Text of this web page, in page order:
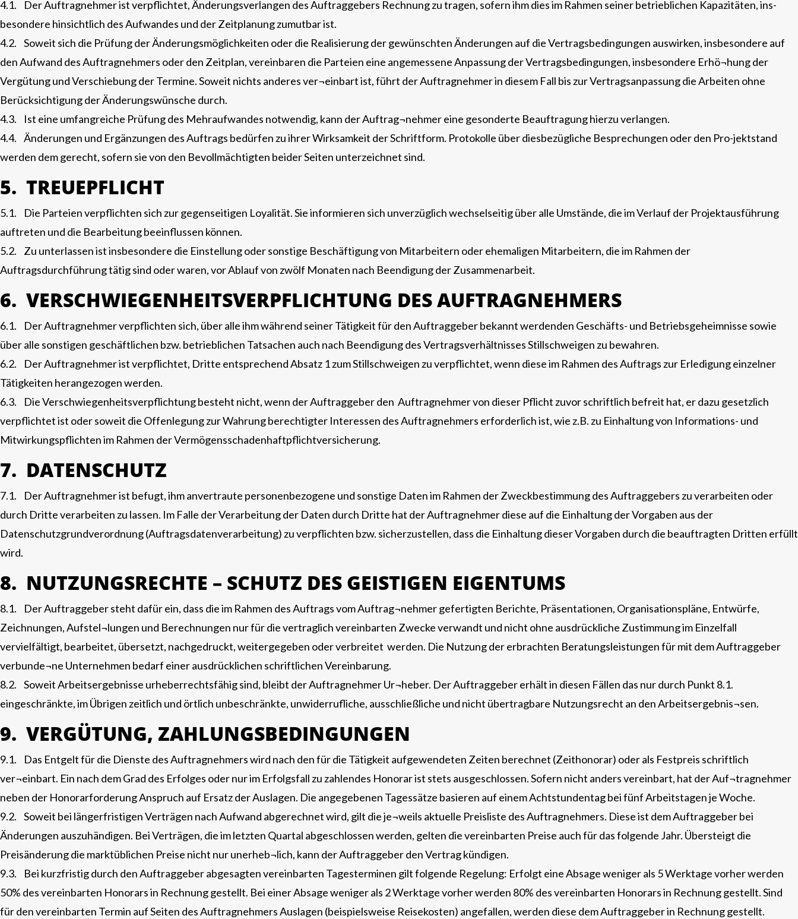
4.1. Der Auftragnehmer ist verpflichtet, Änderungsverlangen des Auftraggebers Rechnung zu tragen, sofern ihm dies im Rahmen seiner betrieblichen Kapazitäten, ins-
besondere hinsichtlich des Aufwandes und der Zeitplanung zumutbar ist.
4.2. Soweit sich die Prüfung der Änderungsmöglichkeiten oder die Realisierung der gewünschten Änderungen auf die Vertragsbedingungen auswirken, insbesondere auf
den Aufwand des Auftragnehmers oder den Zeitplan, vereinbaren die Parteien eine angemessene Anpassung der Vertragsbedingungen, insbesondere Erhö¬hung der
Vergütung und Verschiebung der Termine. Soweit nichts anderes ver¬einbart ist, führt der Auftragnehmer in diesem Fall bis zur Vertragsanpassung die Arbeiten ohne
Berücksichtigung der Änderungswünsche durch.
4.3. Ist eine umfangreiche Prüfung des Mehraufwandes notwendig, kann der Auftrag¬nehmer eine gesonderte Beauftragung hierzu verlangen.
4.4. Änderungen und Ergänzungen des Auftrags bedürfen zu ihrer Wirksamkeit der Schriftform. Protokolle über diesbezügliche Besprechungen oder den Pro-jektstand
werden dem gerecht, sofern sie von den Bevollmächtigten beider Seiten unterzeichnet sind.
5. TREUEPFLICHT
5.1. Die Parteien verpflichten sich zur gegenseitigen Loyalität. Sie informieren sich unverzüglich wechselseitig über alle Umstände, die im Verlauf der Projektausführung
auftreten und die Bearbeitung beeinflussen können.
5.2. Zu unterlassen ist insbesondere die Einstellung oder sonstige Beschäftigung von Mitarbeitern oder ehemaligen Mitarbeitern, die im Rahmen der
Auftragsdurchführung tätig sind oder waren, vor Ablauf von zwölf Monaten nach Beendigung der Zusammenarbeit.
6. VERSCHWIEGENHEITSVERPFLICHTUNG DES AUFTRAGNEHMERS
6.1. Der Auftragnehmer verpflichten sich, über alle ihm während seiner Tätigkeit für den Auftraggeber bekannt werdenden Geschäfts- und Betriebsgeheimnisse sowie
über alle sonstigen geschäftlichen bzw. betrieblichen Tatsachen auch nach Beendigung des Vertragsverhältnisses Stillschweigen zu bewahren.
6.2. Der Auftragnehmer ist verpflichtet, Dritte entsprechend Absatz 1 zum Stillschweigen zu verpflichtet, wenn diese im Rahmen des Auftrags zur Erledigung einzelner
Tätigkeiten herangezogen werden.
6.3. Die Verschwiegenheitsverpflichtung besteht nicht, wenn der Auftraggeber den Auftragnehmer von dieser Pflicht zuvor schriftlich befreit hat, er dazu gesetzlich
verpflichtet ist oder soweit die Offenlegung zur Wahrung berechtigter Interessen des Auftragnehmers erforderlich ist, wie z.B. zu Einhaltung von Informations- und
Mitwirkungspflichten im Rahmen der Vermögensschadenhaftpflichtversicherung.
7. DATENSCHUTZ
7.1. Der Auftragnehmer ist befugt, ihm anvertraute personenbezogene und sonstige Daten im Rahmen der Zweckbestimmung des Auftraggebers zu verarbeiten oder
durch Dritte verarbeiten zu lassen. Im Falle der Verarbeitung der Daten durch Dritte hat der Auftragnehmer diese auf die Einhaltung der Vorgaben aus der
Datenschutzgrundverordnung (Auftragsdatenverarbeitung) zu verpflichten bzw. sicherzustellen, dass die Einhaltung dieser Vorgaben durch die beauftragten Dritten erfüllt
wird.
8. NUTZUNGSRECHTE – SCHUTZ DES GEISTIGEN EIGENTUMS
8.1. Der Auftraggeber steht dafür ein, dass die im Rahmen des Auftrags vom Auftrag¬nehmer gefertigten Berichte, Präsentationen, Organisationspläne, Entwürfe,
Zeichnungen, Aufstel¬lungen und Berechnungen nur für die vertraglich vereinbarten Zwecke verwandt und nicht ohne ausdrückliche Zustimmung im Einzelfall
vervielfältigt, bearbeitet, übersetzt, nachgedruckt, weitergegeben oder verbreitet werden. Die Nutzung der erbrachten Beratungsleistungen für mit dem Auftraggeber
verbunde¬ne Unternehmen bedarf einer ausdrücklichen schriftlichen Vereinbarung.
8.2. Soweit Arbeitsergebnisse urheberrechtsfähig sind, bleibt der Auftragnehmer Ur¬heber. Der Auftraggeber erhält in diesen Fällen das nur durch Punkt 8.1.
eingeschränkte, im Übrigen zeitlich und örtlich unbeschränkte, unwiderrufliche, ausschließliche und nicht übertragbare Nutzungsrecht an den Arbeitsergebnis¬sen.
9. VERGÜTUNG, ZAHLUNGSBEDINGUNGEN
9.1. Das Entgelt für die Dienste des Auftragnehmers wird nach den für die Tätigkeit aufgewendeten Zeiten berechnet (Zeithonorar) oder als Festpreis schriftlich
ver¬einbart. Ein nach dem Grad des Erfolges oder nur im Erfolgsfall zu zahlendes Honorar ist stets ausgeschlossen. Sofern nicht anders vereinbart, hat der Auf¬tragnehmer
neben der Honorarforderung Anspruch auf Ersatz der Auslagen. Die angegebenen Tagessätze basieren auf einem Achtstundentag bei fünf Arbeitstagen je Woche.
9.2. Soweit bei längerfristigen Verträgen nach Aufwand abgerechnet wird, gilt die je¬weils aktuelle Preisliste des Auftragnehmers. Diese ist dem Auftraggeber bei
Änderungen auszuhändigen. Bei Verträgen, die im letzten Quartal abgeschlossen werden, gelten die vereinbarten Preise auch für das folgende Jahr. Übersteigt die
Preisänderung die marktüblichen Preise nicht nur unerheb¬lich, kann der Auftraggeber den Vertrag kündigen.
9.3. Bei kurzfristig durch den Auftraggeber abgesagten vereinbarten Tagesterminen gilt folgende Regelung: Erfolgt eine Absage weniger als 5 Werktage vorher werden
50% des vereinbarten Honorars in Rechnung gestellt. Bei einer Absage weniger als 2 Werktage vorher werden 80% des vereinbarten Honorars in Rechnung gestellt. Sind
für den vereinbarten Termin auf Seiten des Auftragnehmers Auslagen (beispielsweise Reisekosten) angefallen, werden diese dem Auftraggeber in Rechnung gestellt.